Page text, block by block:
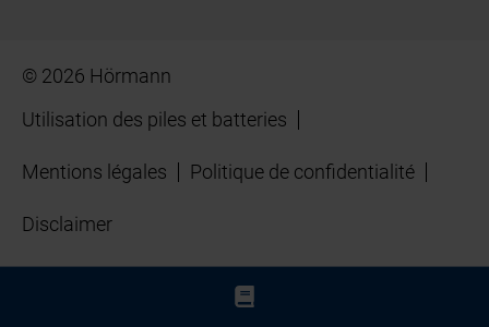
© 2026 Hörmann
Utilisation des piles et batteries
Mentions légales Politique de confidentialité
Disclaimer